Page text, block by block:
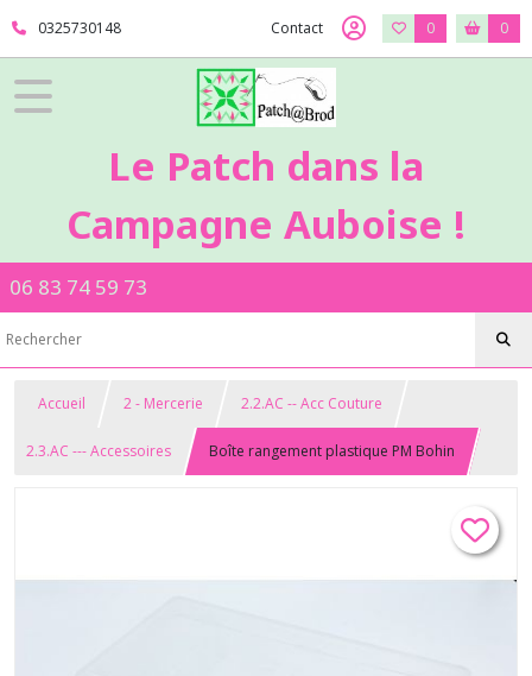
0325730148 Contact 0 0
Le Patch dans la
Campagne Auboise !
06 83 74 59 73
Accueil 2 - Mercerie 2.2.AC -- Acc Couture
2.3.AC --- Accessoires Boîte rangement plastique PM Bohin